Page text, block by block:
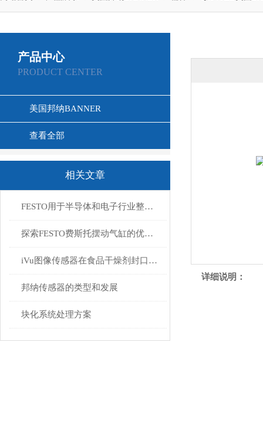
产品中心
PRODUCT CENTER
美国邦纳BANNER
查看全部
相关文章
FESTO用于半导体和电子行业整个过程链的经济型解决方案
探索FESTO费斯托摆动气缸的优性能：从设计到应用的优势解析
iVu图像传感器在食品干燥剂封口检测中的应用
邦纳传感器的类型和发展
块化系统处理方案
详细说明：